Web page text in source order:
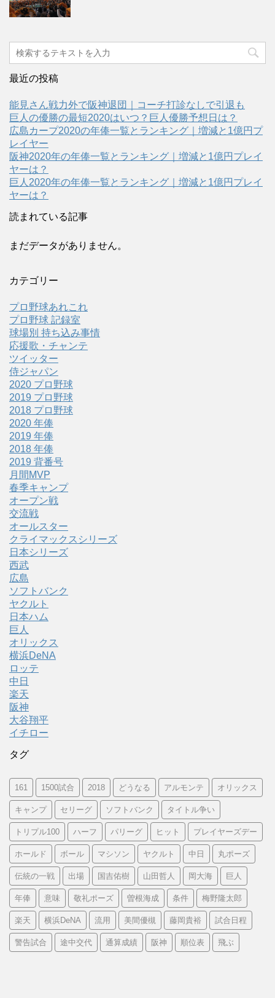
最近の投稿
能見さん戦力外で阪神退団｜コーチ打診なしで引退も
巨人の優勝の最短2020はいつ？巨人優勝予想日は？
広島カープ2020の年俸一覧とランキング｜増減と1億円プ
レイヤー
阪神2020年の年俸一覧とランキング｜増減と1億円プレイ
ヤーは？
巨人2020年の年俸一覧とランキング｜増減と1億円プレイ
ヤーは？
読まれている記事
まだデータがありません。
カテゴリー
プロ野球あれこれ
プロ野球 記録室
球場別 持ち込み事情
応援歌・チャンテ
ツイッター
侍ジャパン
2020 プロ野球
2019 プロ野球
2018 プロ野球
2020 年俸
2019 年俸
2018 年俸
2019 背番号
月間MVP
春季キャンプ
オープン戦
交流戦
オールスター
クライマックスシリーズ
日本シリーズ
西武
広島
ソフトバンク
ヤクルト
日本ハム
巨人
オリックス
横浜DeNA
ロッテ
中日
楽天
阪神
大谷翔平
イチロー
タグ
161 1500試合 2018 どうなる アルモンテ オリックス
キャンプ セリーグ ソフトバンク タイトル争い
トリプル100 ハーフ パリーグ ヒット プレイヤーズデー
ホールド ボール マシソン ヤクルト 中日 丸ポーズ
伝統の一戦 出場 国吉佑樹 山田哲人 岡大海 巨人
年俸 意味 敬礼ポーズ 曽根海成 条件 梅野隆太郎
楽天 横浜DeNA 流用 美間優槻 藤岡貴裕 試合日程
警告試合 途中交代 通算成績 阪神 順位表 飛ぶ